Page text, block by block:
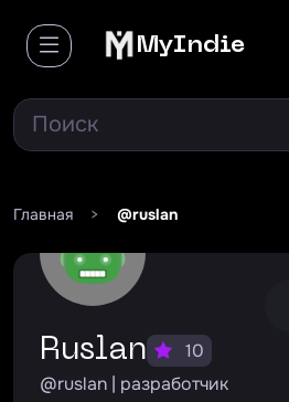
MyIndie
Главная > @ruslan
Ruslan
10
@ruslan | разработчик